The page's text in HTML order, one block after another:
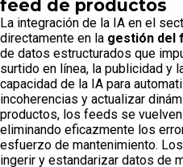
feed de productos
La integración de la IA en el
directamente en la gestión del
de datos estructurados que
surtido en línea, la publicidad y
capacidad de la IA para
incoherencias y actualizar
productos, los feeds se
eliminando eficazmente los
esfuerzo de mantenimiento.
ingerir y estandarizar datos de